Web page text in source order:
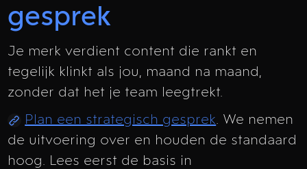
gesprek
Je merk verdient content die rankt en
tegelijk klinkt als jou, maand na maand,
zonder dat het je team leegtrekt.
Plan een strategisch gesprek. We nemen
de uitvoering over en houden de standaard
hoog. Lees eerst de basis in